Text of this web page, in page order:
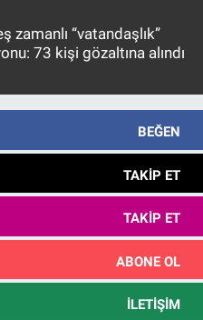
zamanlı “vatandaşlık”
73 kişi gözaltına alındı
BEĞEN
TAKIP ET
TAKIP ET
ABONE OL
İLETIŞIM